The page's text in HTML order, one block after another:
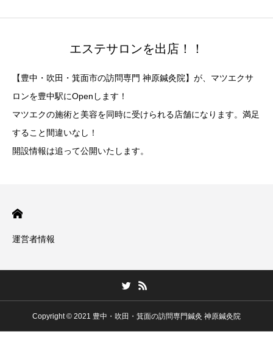
エステサロンを出店！！
【豊中・吹田・箕面市の訪問専門 神原鍼灸院】が、マツエクサ
ロンを豊中駅にOpenします！
マツエクの施術と美容を同時に受けられる店舗になります。満足
すること間違いなし！
開設情報は追って公開いたします。
運営者情報
Copyright © 2021 豊中・吹田・箕面の訪問専門鍼灸 神原鍼灸院